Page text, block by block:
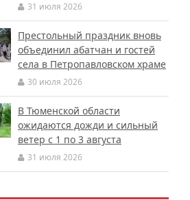
31 июля 2026
Престольный праздник вновь
объединил абатчан и гостей
села в Петропавловском храме
30 июля 2026
В Тюменской области
ожидаются дожди и сильный
ветер с 1 по 3 августа
31 июля 2026